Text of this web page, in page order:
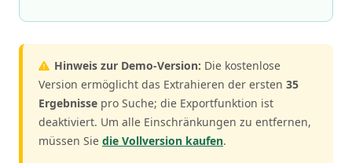
Hinweis zur Demo-Version: Die kostenlose
Version ermöglicht das Extrahieren der ersten 35
Ergebnisse pro Suche; die Exportfunktion ist
deaktiviert. Um alle Einschränkungen zu entfernen,
müssen Sie die Vollversion kaufen.